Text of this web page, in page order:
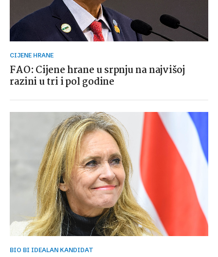
CIJENE HRANE
FAO: Cijene hrane u srpnju na najvišoj
razini u tri i pol godine
BIO BI IDEALAN KANDIDAT